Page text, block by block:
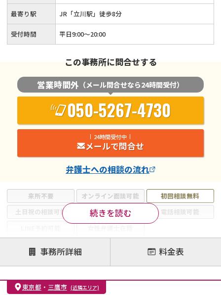
来所不要 オンライン面談可能
初回相談無料
土日祝の相談可能
19時以降電話可能
電話相談可能
注力案件
離婚前相談
離婚調停
離婚裁判
親権・面会交流権
DV
モラハラ
続きを読む
最寄り駅 JR「立川駅」徒歩8分
受付時間 平日9:00〜20:00
この事務所に問合せする
営業時間外 （メール問合せなら24時間受付）
050-5267-4730
24時間受付中
メールで問合せ
弁護士への相談の流れ
事務所詳細 料金表
東京都 ・ 三鷹市 (近隣エリア)